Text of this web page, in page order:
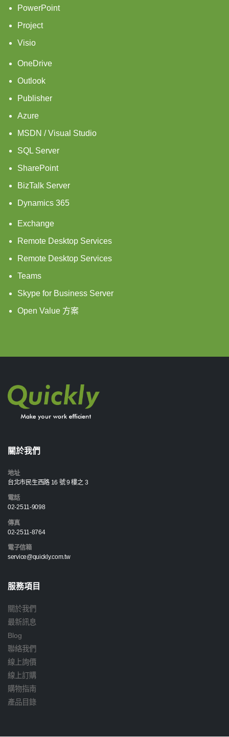
PowerPoint
Project
Visio
OneDrive
Outlook
Publisher
Azure
MSDN / Visual Studio
SQL Server
SharePoint
BizTalk Server
Dynamics 365
Exchange
Remote Desktop Services
Remote Desktop Services
Teams
Skype for Business Server
Open Value 方案
關於我們
地址
台北市民生西路 16 號 9 樓之 3
電話
02-2511-9098
傳真
02-2511-8764
電子信箱
service@quickly.com.tw
服務項目
關於我們
最新訊息
Blog
聯絡我們
線上詢價
線上訂購
購物指南
產品目錄